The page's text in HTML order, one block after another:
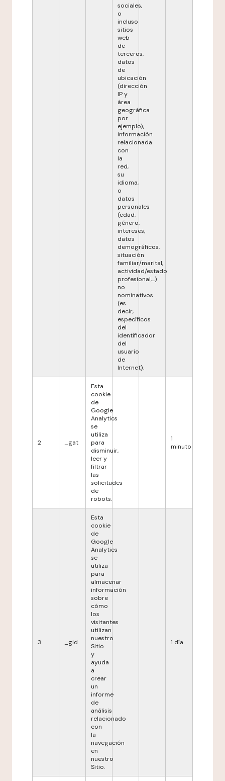
sociales,
o
incluso
sitios
web
de
terceros,
datos
de
ubicación
(dirección
IP y
área
geográfica
por
ejemplo),
información
relacionada
con
la
red,
su
idioma,
o
datos
personales
(edad,
género,
intereses,
datos
demográficos,
situación
familiar/marital,
actividad/estado
profesional,...)
no
nominativos
(es
decir,
específicos
del
identificador
del
usuario
de
Internet).
2 _gat
Esta
cookie
de
Google
Analytics
se
utiliza
para
disminuir,
leer y
filtrar
las
solicitudes
de
robots.
1
minuto
3 _gid
Esta
cookie
de
Google
Analytics
se
utiliza
para
almacenar
información
sobre
cómo
los
visitantes
utilizan
nuestro
Sitio
y
ayuda
a
crear
un
informe
de
análisis
relacionado
con
la
navegación
en
nuestro
Sitio.
1 día